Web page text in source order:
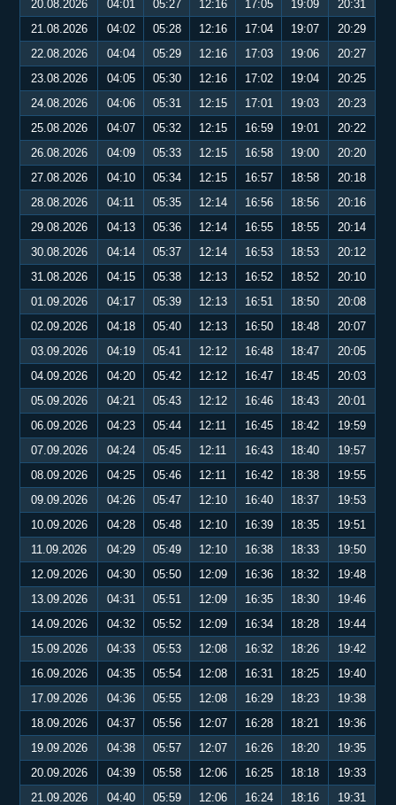
20.08.2026
04:01 05:27 12:16 17:05 19:09
20:31
21.08.2026
04:02 05:28 12:16 17:04 19:07
20:29
22.08.2026
04:04 05:29 12:16 17:03 19:06
20:27
23.08.2026
04:05 05:30 12:16 17:02 19:04
20:25
24.08.2026
04:06 05:31 12:15 17:01 19:03
20:23
25.08.2026
04:07 05:32 12:15 16:59 19:01
20:22
26.08.2026
04:09 05:33 12:15 16:58 19:00
20:20
27.08.2026
04:10 05:34 12:15 16:57 18:58
20:18
28.08.2026
04:11 05:35 12:14 16:56 18:56
20:16
29.08.2026
04:13 05:36 12:14 16:55 18:55
20:14
30.08.2026
04:14 05:37 12:14 16:53 18:53
20:12
31.08.2026
04:15 05:38 12:13 16:52 18:52
20:10
01.09.2026
04:17 05:39 12:13 16:51 18:50
20:08
02.09.2026
04:18 05:40 12:13 16:50 18:48
20:07
03.09.2026
04:19 05:41 12:12 16:48 18:47
20:05
04.09.2026
04:20 05:42 12:12 16:47 18:45
20:03
05.09.2026
04:21 05:43 12:12 16:46 18:43
20:01
06.09.2026
04:23 05:44 12:11 16:45 18:42
19:59
07.09.2026
04:24 05:45 12:11 16:43 18:40
19:57
08.09.2026
04:25 05:46 12:11 16:42 18:38
19:55
09.09.2026
04:26 05:47 12:10 16:40 18:37
19:53
10.09.2026
04:28 05:48 12:10 16:39 18:35
19:51
11.09.2026
04:29 05:49 12:10 16:38 18:33
19:50
12.09.2026
04:30 05:50 12:09 16:36 18:32
19:48
13.09.2026
04:31 05:51 12:09 16:35 18:30
19:46
14.09.2026
04:32 05:52 12:09 16:34 18:28
19:44
15.09.2026
04:33 05:53 12:08 16:32 18:26
19:42
16.09.2026
04:35 05:54 12:08 16:31 18:25
19:40
17.09.2026
04:36 05:55 12:08 16:29 18:23
19:38
18.09.2026
04:37 05:56 12:07 16:28 18:21
19:36
19.09.2026
04:38 05:57 12:07 16:26 18:20
19:35
20.09.2026
04:39 05:58 12:06 16:25 18:18
19:33
21.09.2026
04:40 05:59 12:06 16:24 18:16
19:31